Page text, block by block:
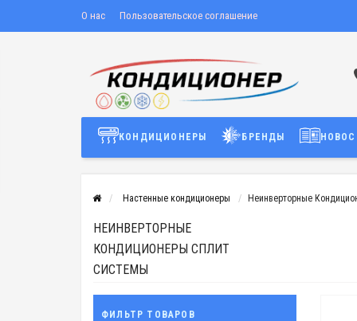
О нас Пользовательское соглашение
КОНДИЦИОНЕРЫ БРЕНДЫ
Настенные кондиционеры Неинверторные
НЕИНВЕРТОРНЫЕ
КОНДИЦИОНЕРЫ СПЛИТ
СИСТЕМЫ
ФИЛЬТР ТОВАРОВ